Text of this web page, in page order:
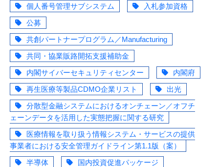
個人番号管理サブシステム
入札参加資格
公募
共創パートナープログラム／Manufacturing
共同・協業販路開拓支援補助金
内閣サイバーセキュリティセンター
内閣府
再生医療等製品CDMO企業リスト
出光
分散型金融システムにおけるオンチェーン／オフチ
ェーンデータを活用した実態把握に関する研究
医療情報を取り扱う情報システム・サービスの提供
事業者における安全管理ガイドライン第1.1版（案）
半導体
国内投資促進パッケージ